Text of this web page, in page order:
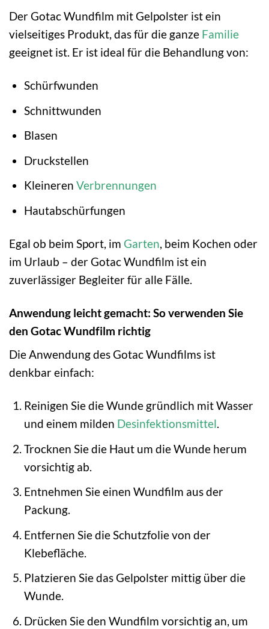
Der Gotac Wundfilm mit Gelpolster ist ein
vielseitiges Produkt, das für die ganze Familie
geeignet ist. Er ist ideal für die Behandlung von:
Schürfwunden
Schnittwunden
Blasen
Druckstellen
Kleineren Verbrennungen
Hautabschürfungen
Egal ob beim Sport, im Garten, beim Kochen oder
im Urlaub – der Gotac Wundfilm ist ein
zuverlässiger Begleiter für alle Fälle.
Anwendung leicht gemacht: So verwenden Sie
den Gotac Wundfilm richtig
Die Anwendung des Gotac Wundfilms ist
denkbar einfach:
Reinigen Sie die Wunde gründlich mit Wasser
und einem milden Desinfektionsmittel.
Trocknen Sie die Haut um die Wunde herum
vorsichtig ab.
Entnehmen Sie einen Wundfilm aus der
Packung.
Entfernen Sie die Schutzfolie von der
Klebefläche.
Platzieren Sie das Gelpolster mittig über die
Wunde.
Drücken Sie den Wundfilm vorsichtig an, um